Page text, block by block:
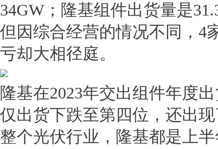
34GW；隆基组件出货量是
但因综合经营的情况不同，4
亏却大相径庭。
隆基在2023年交出组件年度
仅出货下跌至第四位，还出
整个光伏行业，隆基都是上